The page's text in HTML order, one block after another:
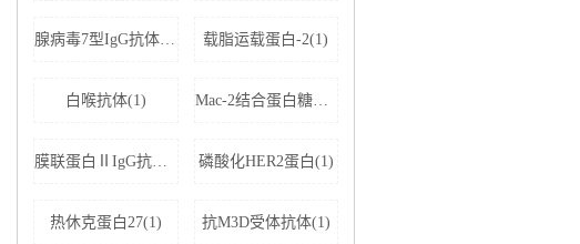
腺病毒7型IgG抗体(1) 载脂运载蛋白-2(1)
白喉抗体(1) Mac-2结合蛋白糖基化异构体(1)
膜联蛋白ⅡIgG抗体(1) 磷酸化HER2蛋白(1)
热休克蛋白27(1) 抗M3D受体抗体(1)